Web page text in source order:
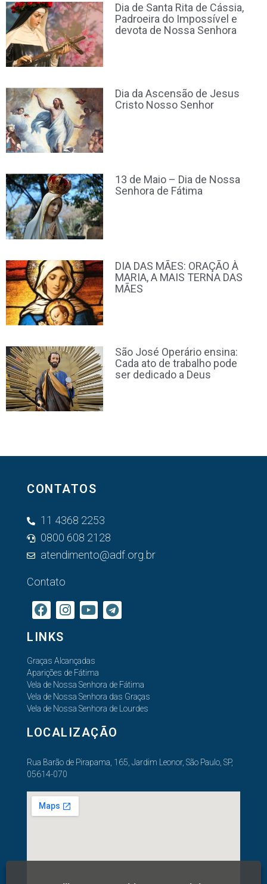
Dia de Santa Rita de Cássia,
Padroeira do Impossível e
devota de Nossa Senhora
Dia da Ascensão de Jesus
Cristo Nosso Senhor
13 de Maio – Dia de Nossa
Senhora de Fátima
DIA DAS MÃES: ORAÇÃO À
MARIA, A MAIS TERNA DAS
MÃES
São José Operário ensina:
Cada ato de trabalho pode
ser dedicado a Deus
CONTATOS
11 4368 2253
0800 608 2128
atendimento@adf.org.br
Contato
LINKS
Graças Alcançadas
Aparições de Fátima
Vela de Nossa Senhora de Fátima
Vela de Nossa Senhora das Graças
Vela de Nossa Senhora de Lourdes
LOCALIZAÇÃO
Rua Barão de Pirapama, 165, Jardim Leonor, São Paulo, SP,
05614-070